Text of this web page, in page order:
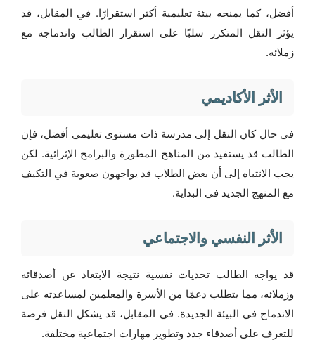
أفضل، كما يمنحه بيئة تعليمية أكثر استقرارًا. في المقابل، قد
يؤثر النقل المتكرر سلبًا على استقرار الطالب واندماجه مع
زملائه.
الأثر الأكاديمي
في حال كان النقل إلى مدرسة ذات مستوى تعليمي أفضل، فإن
الطالب قد يستفيد من المناهج المطورة والبرامج الإثرائية. لكن
يجب الانتباه إلى أن بعض الطلاب قد يواجهون صعوبة في التكيف
مع المنهج الجديد في البداية.
الأثر النفسي والاجتماعي
قد يواجه الطالب تحديات نفسية نتيجة الابتعاد عن أصدقائه
وزملائه، مما يتطلب دعمًا من الأسرة والمعلمين لمساعدته على
الاندماج في البيئة الجديدة. في المقابل، قد يشكل النقل فرصة
للتعرف على أصدقاء جدد وتطوير مهارات اجتماعية مختلفة.